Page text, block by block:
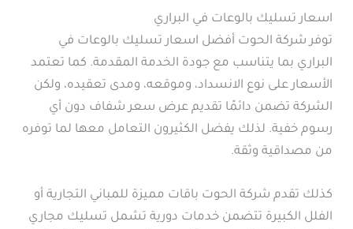
اسعار تسليك بالوعات في البراري
توفر شركة الحوت أفضل اسعار تسليك بالوعات في
البراري بما يتناسب مع جودة الخدمة المقدمة. كما تعتمد
الأسعار على نوع الانسداد، وموقعه، ومدى تعقيده، ولكن
الشركة تضمن دائمًا تقديم عرض سعر شفاف دون أي
رسوم خفية. لذلك يفضل الكثيرون التعامل معها لما توفره
من مصداقية وثقة.
كذلك تقدم شركة الحوت باقات مميزة للمباني التجارية أو
الفلل الكبيرة تتضمن خدمات دورية تشمل تسليك مجاري